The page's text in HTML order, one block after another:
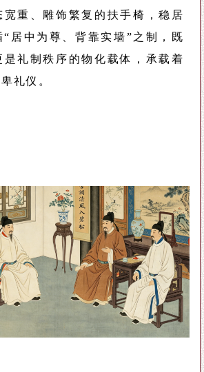
宽重、雕饰繁复的扶手椅，稳居
“居中为尊、背靠实墙”之制，既
是礼制秩序的物化载体，承载着
礼仪。